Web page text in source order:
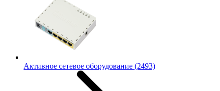
Активное сетевое оборудование (2493)